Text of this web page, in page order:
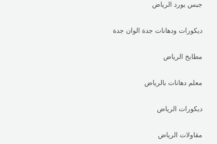
جبس بورد الرياض
ديكورات ودهانات جدة الوان جدة
مطابخ الرياض
معلم دهانات بالرياض
ديكورات الرياض
مقاولات الرياض